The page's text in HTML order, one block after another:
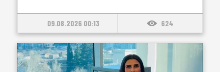
09.08.2026 00:13 624